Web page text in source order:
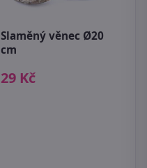
Slaměný věnec Ø20
cm
29 Kč